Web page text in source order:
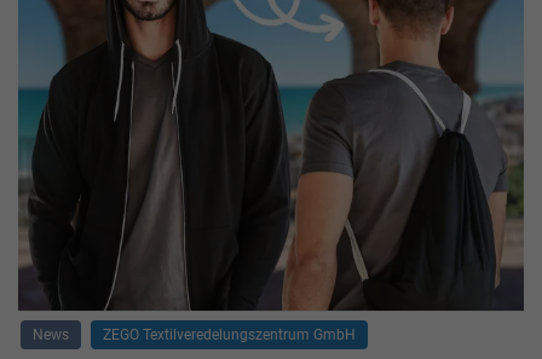
News ZEGO Textilveredelungszentrum GmbH